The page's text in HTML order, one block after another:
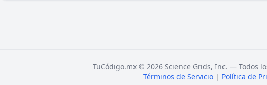
TuCódigo.mx © 2026 Science Grids, Inc. — Todos
Términos de Servicio | Política de